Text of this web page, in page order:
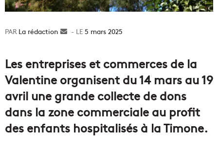
La rédaction
Envoyer5 mars 2025
Les entreprises et commerces de la
Valentine organisent du 14 mars au 19
avril une grande collecte de dons
dans la zone commerciale au profit
des enfants hospitalisés à la Timone.